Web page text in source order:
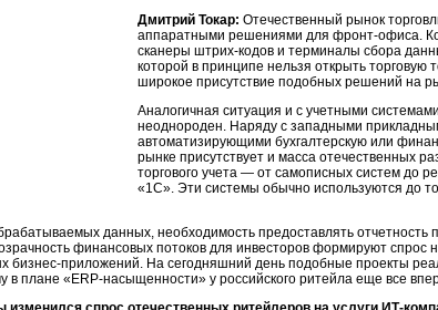
Дмитрий Токар: Отечественный рынок
аппаратными решениями для фронт-офиса.
сканеры штрих-кодов и терминалы сбора
которой в принципе нельзя открыть торговую
широкое присутствие подобных решений на
Аналогичная ситуация и с учетными
неоднороден. Наряду с западными
автоматизирующими бухгалтерскую или
рынке присутствует и масса отечественных
торгового учета — от самописных систем до
«1С». Эти системы обычно используются до
данных, необходимость предоставлять
финансовых потоков для инвесторов формируют спрос
бизнес-приложений. На сегодняшний день подобные проекты
в плане «ERP-насыщенности» у российского ритейла еще все